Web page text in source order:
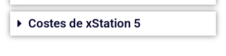
Costes de xStation 5